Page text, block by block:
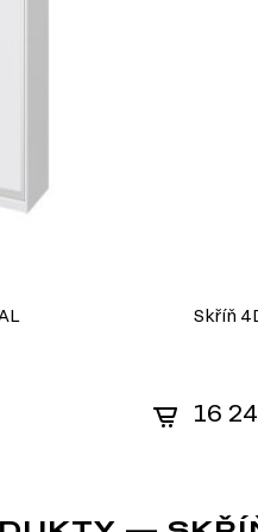
v moderním, klasickém nebo
úroveň emisí formaldehydu v
v nábytkářské výrobě,
Skříň
16